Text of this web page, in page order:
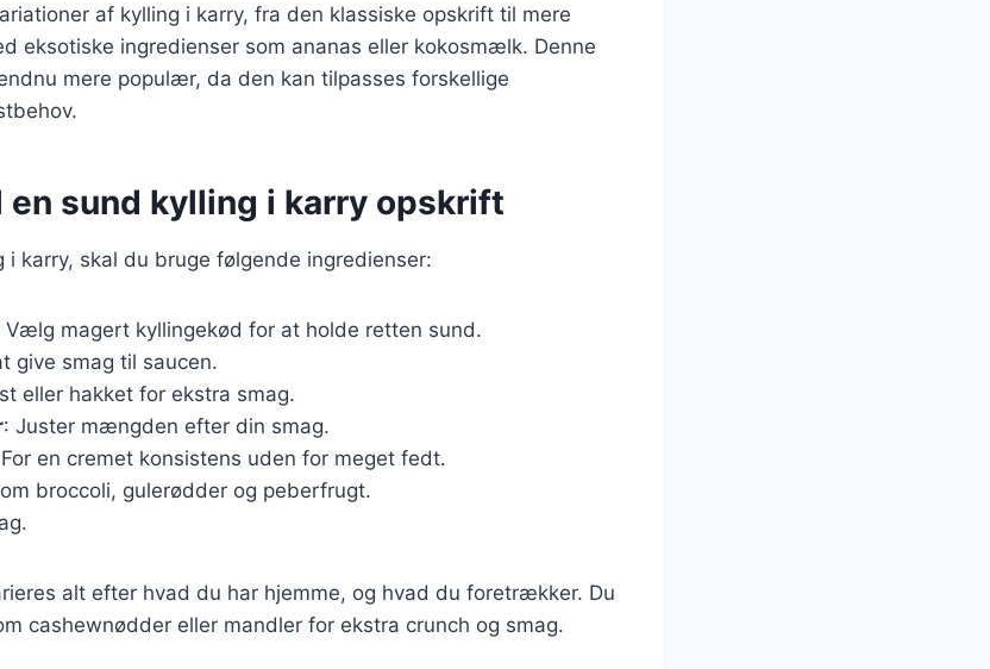
af kylling i karry, fra den klassiske opskrift til mere
eksotiske ingredienser som ananas eller kokosmælk. Denne
mere populær, da den kan tilpasses forskellige
sund kylling i karry opskrift
i karry, skal du bruge følgende ingredienser:
Vælg magert kyllingekød for at holde retten sund.
give smag til saucen.
eller hakket for ekstra smag.
: Juster mængden efter din smag.
en cremet konsistens uden for meget fedt.
broccoli, gulerødder og peberfrugt.
alt efter hvad du har hjemme, og hvad du foretrækker. Du
cashewnødder eller mandler for ekstra crunch og smag.